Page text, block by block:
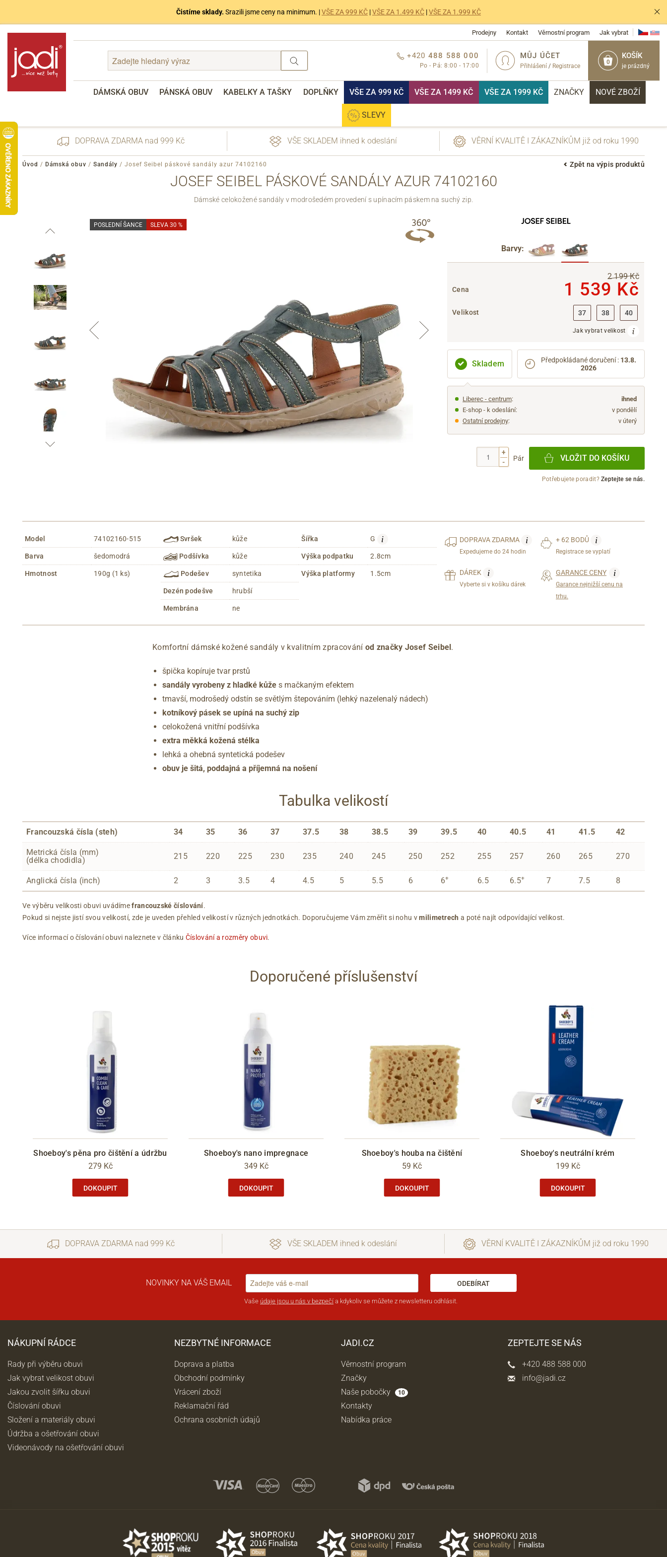
Čistíme sklady. Srazili jsme ceny na minimum. |VŠE ZA 999 KČ |VŠE ZA 1.499 KČ |VŠE ZA 1.999 KČ
Prodejny Kontakt Věrnostní program Jak vybrat
0
KOŠÍK
je prázdný
MŮJ ÚČET
Přihlášení / Registrace
+420 488 588 000
Po - Pá: 8:00 - 17:00
DÁMSKÁ OBUV PÁNSKÁ OBUV KABELKY A TAŠKY DOPLŇKY VŠE ZA 999 KČ VŠE ZA 1499 KČ VŠE ZA 1999 KČ ZNAČKY NOVÉ ZBOŽÍ
SLEVY
Přes Google
Informace o
DOPRAVA ZDARMA nad 999 Kč VŠE SKLADEM ihned k odeslání VĚRNÍ KVALITĚ I ZÁKAZNÍKŮM již od roku 1990
Zpět na výpis produktů
Úvod / Dámská obuv / Sandály / Josef Seibel páskové sandály azur 74102160
JOSEF SEIBEL PÁSKOVÉ SANDÁLY AZUR 74102160
Dámské celokožené sandály v modrošedém provedení s upínacím páskem na suchý zip.
POSLEDNÍ ŠANCE SLEVA 30 %
Barvy:
Cena
2 199 Kč
1 539 Kč
Velikost 37 38 40
Jak vybrat velikost
Skladem Předpokládané doručení : 13.8.
2026
Liberec - centrum:
ihned
E-shop - k odeslání:
v pondělí
Ostatní prodejny: v úterý
+
-
Pár VLOŽIT DO KOŠÍKU
Potřebujete poradit?Zeptejte se nás.
Model 74102160-515
Barva šedomodrá
Hmotnost 190g (1 ks)
Svršek kůže
Podšívka kůže
Podešev syntetika
Dezén podešve hrubší
Membrána ne
Šířka G i
Výška podpatku 2.8cm
Výška platformy 1.5cm
DOPRAVAZDARMA i
Expedujeme do 24 hodin
+ 62 BODŮ i
Registrace se vyplatí
DÁREK i
Vyberte si v košíku dárek
GARANCE CENY i
Garance nejnižší cenu na
trhu.
Komfortní dámské kožené sandály v kvalitním zpracování od značky Josef Seibel.
špička kopíruje tvar prstů
sandály vyrobeny z hladké kůže s mačkaným efektem
tmavší, modrošedý odstín se světlým štepováním (lehký nazelenalý nádech)
kotníkový pásek se upíná na suchý zip
celokožená vnitřní podšívka
extra měkká kožená stélka
lehká a ohebná syntetická podešev
obuv je šitá, poddajná a příjemná na nošení
Tabulka velikostí
Francouzská čísla (steh) 34 35 36 37 37.5 38 38.5 39 39.5 40 40.5 41 41.5 42
Metrická čísla (mm)
(délka chodidla)
215 220 225 230 235 240 245 250 252 255 257 260 265 270
Anglická čísla (inch) 2 3 3.5 4 4.5 5 5.5 6 6+ 6.5 6.5+ 7 7.5 8
Ve výběru velikosti obuvi uvádímefrancouzské číslování.
Pokud si nejste jistí svou velikostí, zde je uveden přehled velikostí v různých jednotkách. Doporučujeme Vám změřit si nohu vmilimetrech a poté najít odpovídající velikost.
Více informací o číslování obuvi naleznete v článku Číslování a rozměry obuvi.
Doporučené příslušenství
Shoeboy's pěna pro čištění a údržbu
279 Kč
DOKOUPIT
Shoeboy's nano impregnace
349 Kč
DOKOUPIT
Shoeboy's houba na čištění
59 Kč
DOKOUPIT
Shoeboy's neutrální krém
199 Kč
DOKOUPIT
DOPRAVA ZDARMA nad 999 Kč VŠE SKLADEM ihned k odeslání VĚRNÍ KVALITĚ I ZÁKAZNÍKŮM již od roku 1990
NOVINKY NA VÁŠ EMAIL ODEBÍRAT
Vaše údaje jsou u nás v bezpečí a kdykoliv se můžete z newsletteru odhlásit.
NÁKUPNÍ RÁDCE
Rady při výběru obuvi
Jak vybrat velikost obuvi
Jakou zvolit šířku obuvi
Číslování obuvi
Složení a materiály obuvi
Údržba a ošetřování obuvi
Videonávody na ošetřování obuvi
NEZBYTNÉ INFORMACE
Doprava a platba
Obchodní podmínky
Vrácení zboží
Reklamační řád
Ochrana osobních údajů
JADI.CZ
Věrnostní program
Značky
Naše pobočky
10
Kontakty
Nabídka práce
ZEPTEJTE SE NÁS
+420 488 588 000
info@jadi.cz